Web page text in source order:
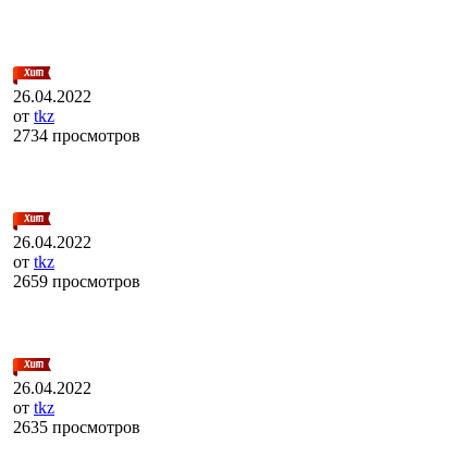
26.04.2022
от tkz
2734 просмотров
26.04.2022
от tkz
2659 просмотров
26.04.2022
от tkz
2635 просмотров